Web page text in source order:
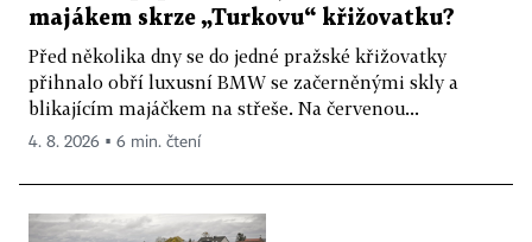
majákem skrze „Turkovu“ křižovatku?
Před několika dny se do jedné pražské křižovatky
přihnalo obří luxusní BMW se začerněnými skly a
blikajícím majáčkem na střeše. Na červenou...
4. 8. 2026 ▪ 6 min. čtení